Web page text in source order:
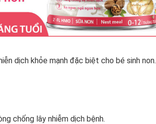
dịch khỏe mạnh đặc biệt cho bé sinh non.
chống lây nhiễm dịch bệnh.